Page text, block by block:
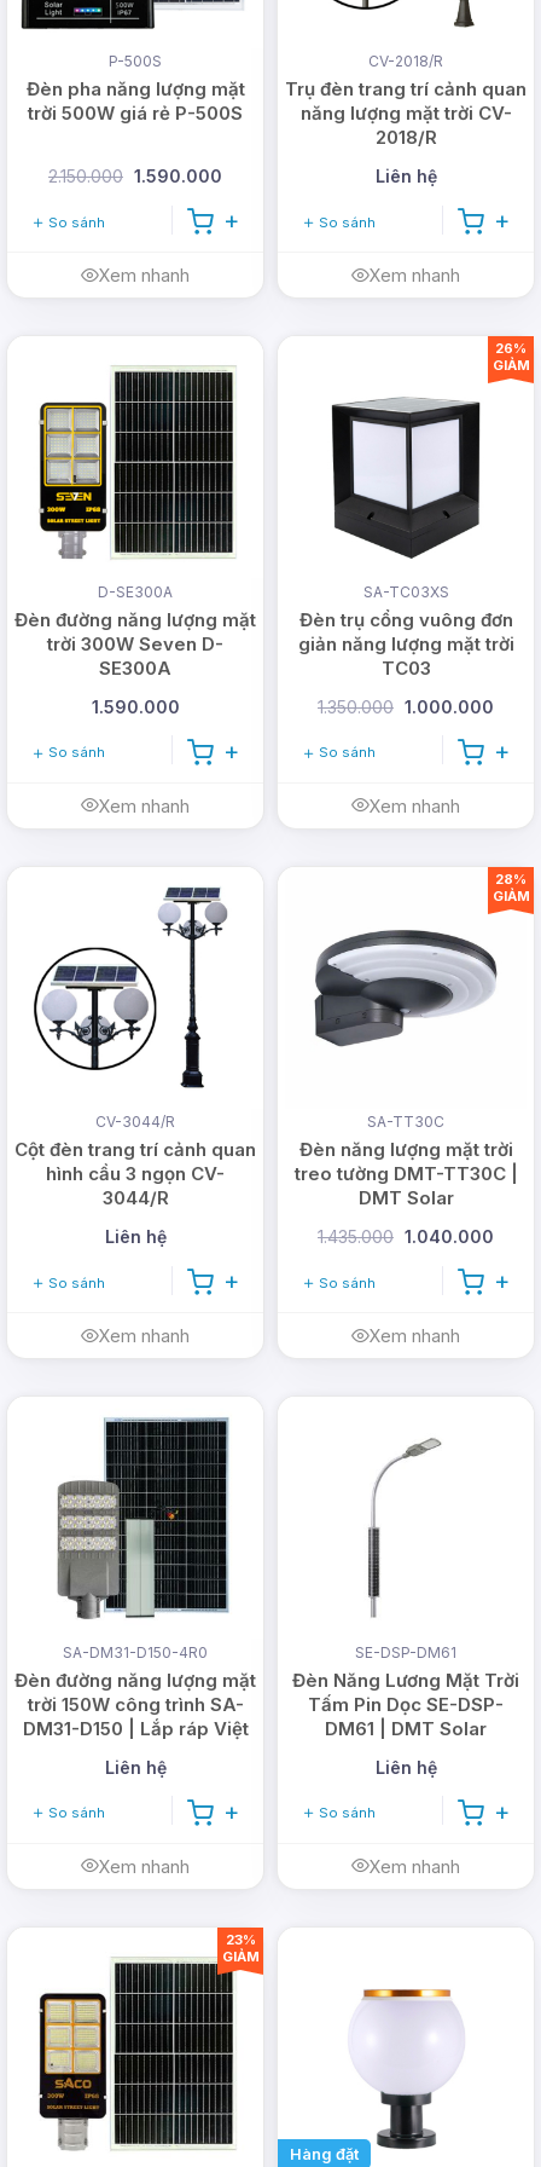
CÔNG TY TNHH DMT SOLAR VIỆT NAM
Văn phòng: 365A đường Tô Ngọc Vân,
Phường Thới An, TP Hồ Chí Minh (Xem bản
Trụ sở: 26/1B Ấp Nam Lân, Xã Bà Điểm,
TP Hồ Chí Minh
Hotline:0978.126.123
- CSKH/Bảo hành:
Email:vn@dmtsolar.com
cskh@dmtsolar.com
Web: www.dmtsolar.com -
www.dmtsolar.vn
P-500S
Đèn pha năng lượng mặt
trời 500W giá rẻ P-500S
2.150.000 1.590.000
So sánh
Xem nhanh
CV-2018/R
Trụ đèn trang trí cảnh quan
năng lượng mặt trời CV-
2018/R
Liên hệ
So sánh
Xem nhanh
D-SE300A
Đèn đường năng lượng mặt
trời 300W Seven D-
SE300A
1.590.000
So sánh
Xem nhanh
SA-TC03XS
Đèn trụ cổng vuông đơn
giản năng lượng mặt trời
TC03
1.350.000 1.000.000
So sánh
Xem nhanh
26%
GIẢM
CV-3044/R
Cột đèn trang trí cảnh quan
hình cầu 3 ngọn CV-
3044/R
Liên hệ
So sánh
Xem nhanh
SA-TT30C
Đèn năng lượng mặt trời
treo tường DMT-TT30C |
DMT Solar
1.435.000 1.040.000
So sánh
Xem nhanh
28%
GIẢM
SA-DM31-D150-4R0
Đèn đường năng lượng mặt
trời 150W công trình SA-
DM31-D150 | Lắp ráp Việt
Liên hệ
So sánh
Xem nhanh
SE-DSP-DM61
Đèn Năng Lương Mặt Trời
Tấm Pin Dọc SE-DSP-
DM61 | DMT Solar
Liên hệ
So sánh
Xem nhanh
23%
GIẢM
Hàng đặt